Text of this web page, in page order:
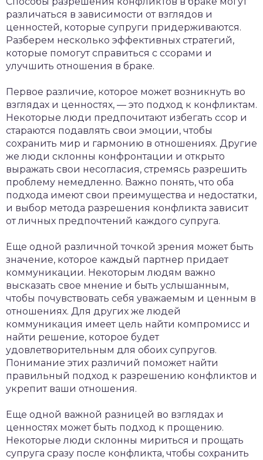
различаться в зависимости от взглядов и
ценностей, которые супруги придерживаются.
Разберем несколько эффективных стратегий,
которые помогут справиться с ссорами и
улучшить отношения в браке.
Первое различие, которое может возникнуть во
взглядах и ценностях, — это подход к конфликтам.
Некоторые люди предпочитают избегать ссор и
стараются подавлять свои эмоции, чтобы
сохранить мир и гармонию в отношениях. Другие
же люди склонны конфронтации и открыто
выражать свои несогласия, стремясь разрешить
проблему немедленно. Важно понять, что оба
подхода имеют свои преимущества и недостатки,
и выбор метода разрешения конфликта зависит
от личных предпочтений каждого супруга.
Еще одной различной точкой зрения может быть
значение, которое каждый партнер придает
коммуникации. Некоторым людям важно
высказать свое мнение и быть услышанным,
чтобы почувствовать себя уважаемым и ценным в
отношениях. Для других же людей
коммуникация имеет цель найти компромисс и
найти решение, которое будет
удовлетворительным для обоих супругов.
Понимание этих различий поможет найти
правильный подход к разрешению конфликтов и
укрепит ваши отношения.
Еще одной важной разницей во взглядах и
ценностях может быть подход к прощению.
Некоторые люди склонны мириться и прощать
супруга сразу после конфликта, чтобы сохранить